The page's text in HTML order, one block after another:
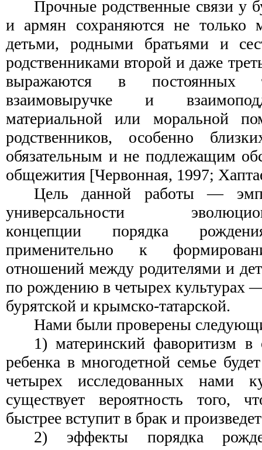
Прочные родственные связи у
и армян сохраняются не только
детьми, родными братьями и
родственниками второй и даже
выражаются в постоянных
взаимовыручке и
материальной или моральной
родственников, особенно
обязательным и не подлежащим
общежития [Червонная, 1997;
Цель данной работы —
универсальности
концепции порядка
применительно к
отношений между родителями и
по рождению в четырех культурах
бурятской и крымско-татарской.
Нами были проверены
1) материнский фаворитизм в
ребенка в многодетной семье
четырех исследованных нами
существует вероятность того,
быстрее вступит в брак и
2) эффекты порядка